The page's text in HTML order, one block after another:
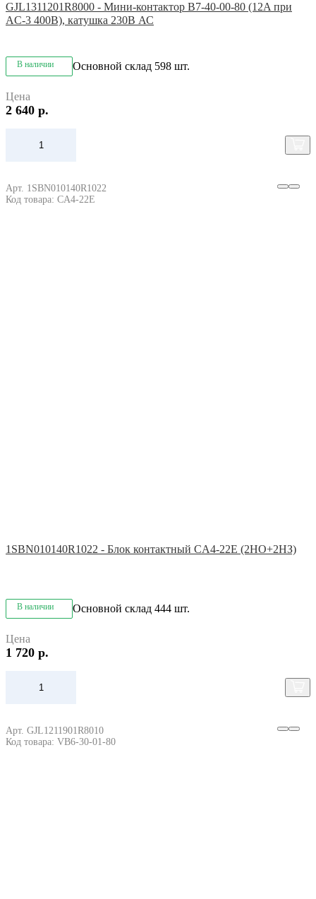
GJL1311201R8000 - Мини-контактор B7-40-00-80 (12A при
AC-3 400В), катушка 230В АС
В наличии Основной склад 598 шт.
Цена
2 640 р.
Арт. 1SBN010140R1022
Код товара: CA4-22E
1SBN010140R1022 - Блок контактный CA4-22E (2НО+2НЗ)
В наличии Основной склад 444 шт.
Цена
1 720 р.
Арт. GJL1211901R8010
Код товара: VB6-30-01-80